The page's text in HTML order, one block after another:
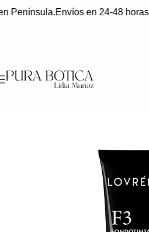
Península.Envíos en 24-48 horas